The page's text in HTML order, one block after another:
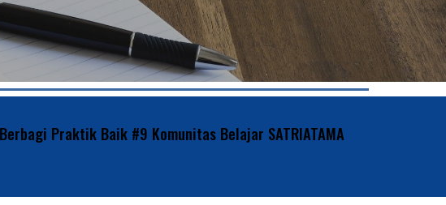
Praktik Baik #9 Komunitas Belajar SATRIATAMA